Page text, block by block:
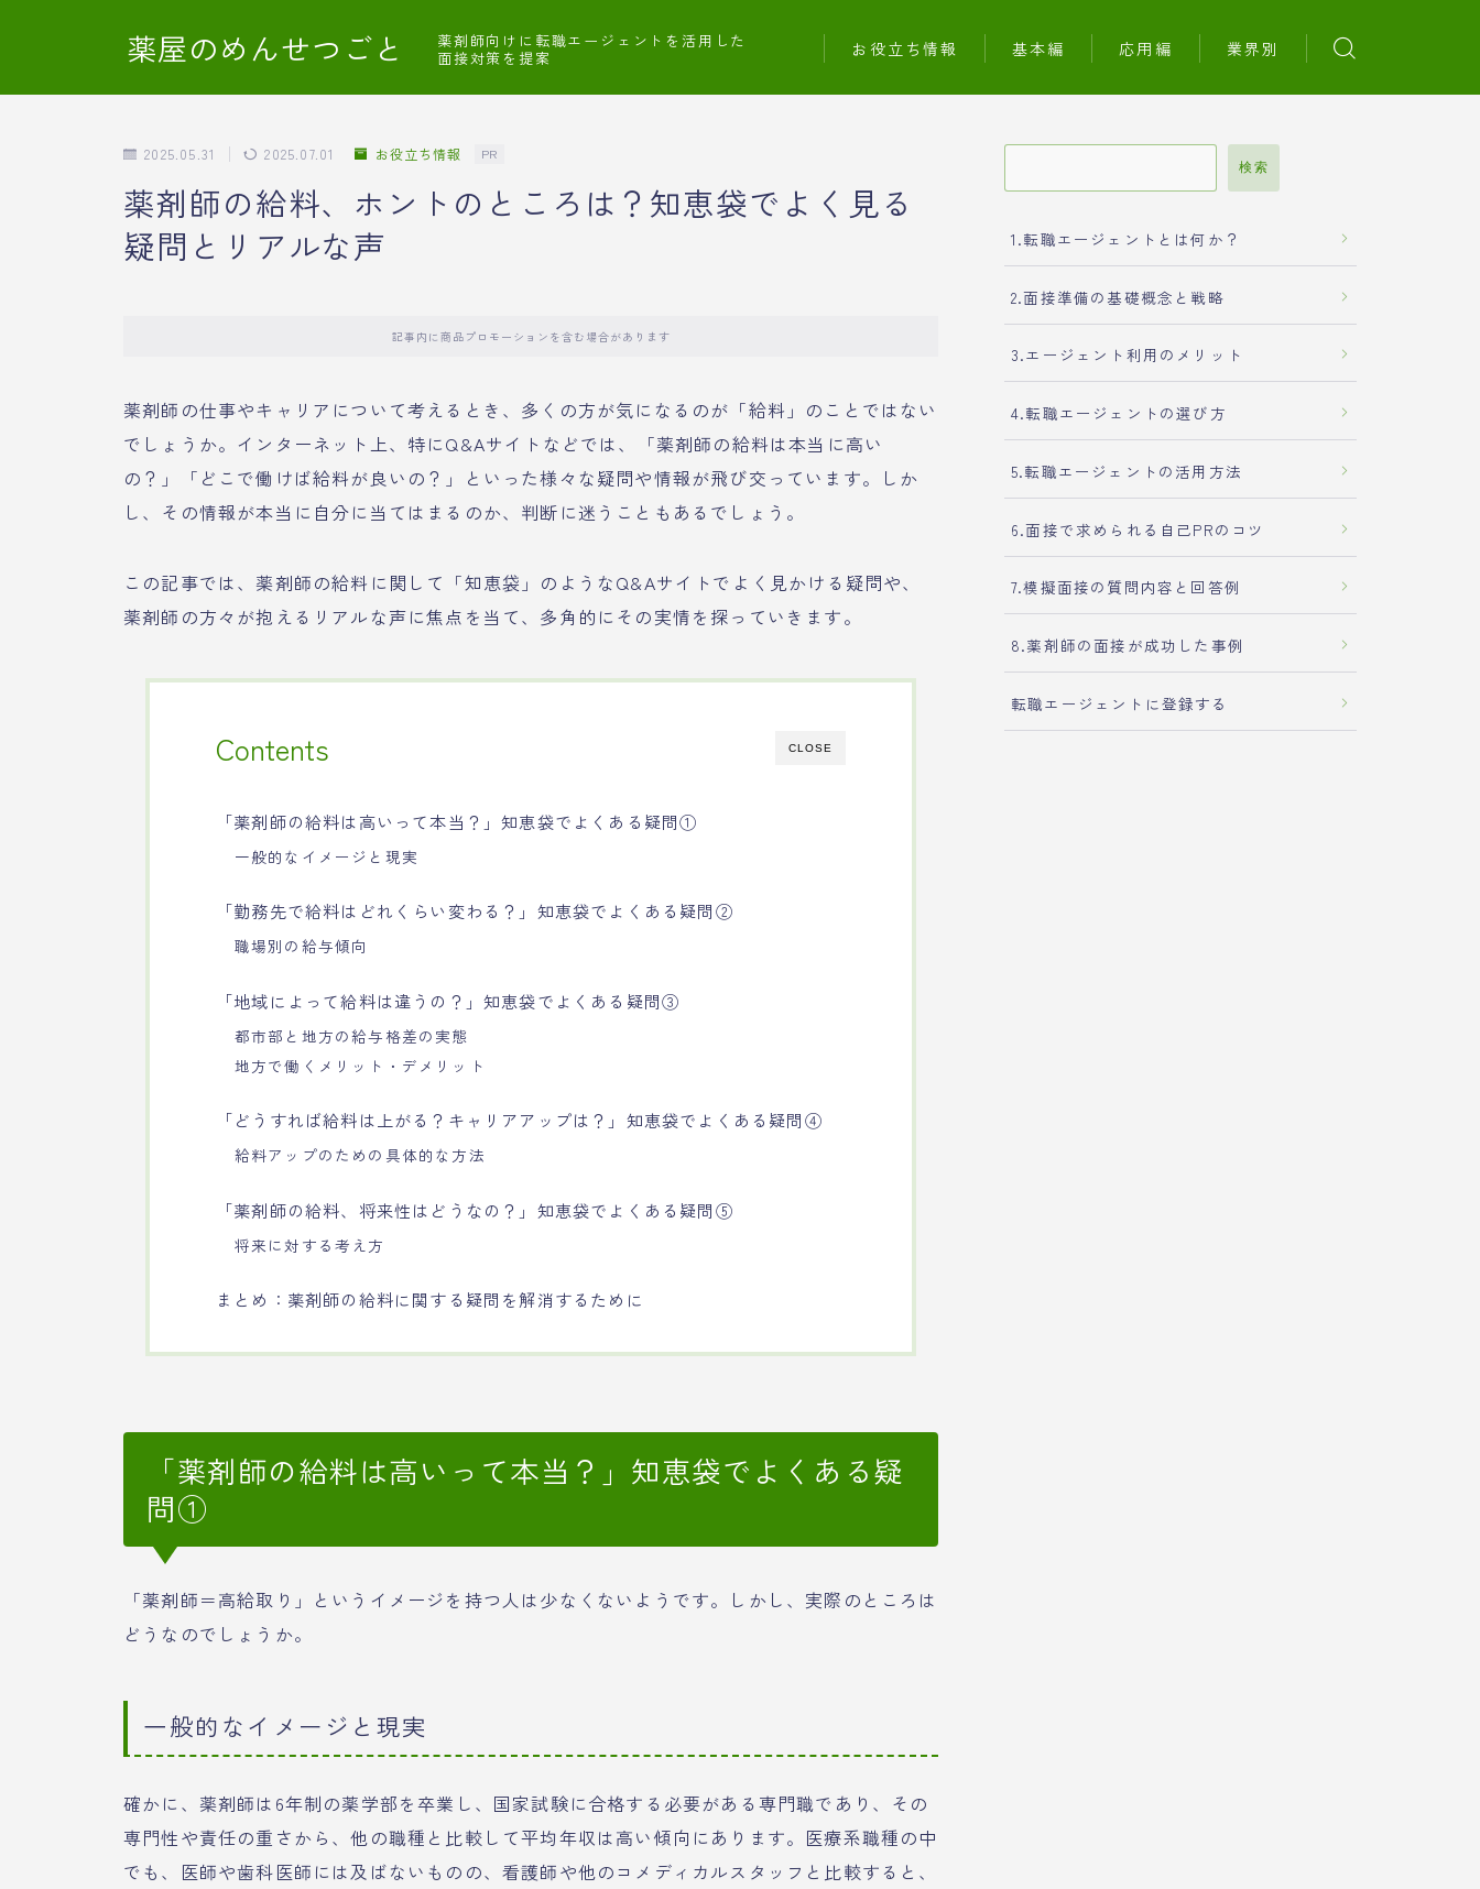
薬屋のめんせつごと
薬剤師向けに転職エージェントを活用した
面接対策を提案
お役立ち情報 基本編 応用編 業界別
2025.05.31 2025.07.01 お役立ち情報 PR
薬剤師の給料、ホントのところは？知恵袋でよく見る
疑問とリアルな声
記事内に商品プロモーションを含む場合があります
薬剤師の仕事やキャリアについて考えるとき、多くの方が気になるのが「給料」のことではない
でしょうか。インターネット上、特にQ&Aサイトなどでは、「薬剤師の給料は本当に高い
の？」「どこで働けば給料が良いの？」といった様々な疑問や情報が飛び交っています。しか
し、その情報が本当に自分に当てはまるのか、判断に迷うこともあるでしょう。
この記事では、薬剤師の給料に関して「知恵袋」のようなQ&Aサイトでよく見かける疑問や、
薬剤師の方々が抱えるリアルな声に焦点を当て、多角的にその実情を探っていきます。
CLOSE
Contents
「薬剤師の給料は高いって本当？」知恵袋でよくある疑問①
一般的なイメージと現実
「勤務先で給料はどれくらい変わる？」知恵袋でよくある疑問②
職場別の給与傾向
「地域によって給料は違うの？」知恵袋でよくある疑問③
都市部と地方の給与格差の実態
地方で働くメリット・デメリット
「どうすれば給料は上がる？キャリアアップは？」知恵袋でよくある疑問④
給料アップのための具体的な方法
「薬剤師の給料、将来性はどうなの？」知恵袋でよくある疑問⑤
将来に対する考え方
まとめ：薬剤師の給料に関する疑問を解消するために
「薬剤師の給料は高いって本当？」知恵袋でよくある疑
問①
「薬剤師＝高給取り」というイメージを持つ人は少なくないようです。しかし、実際のところは
どうなのでしょうか。
一般的なイメージと現実
確かに、薬剤師は6年制の薬学部を卒業し、国家試験に合格する必要がある専門職であり、その
専門性や責任の重さから、他の職種と比較して平均年収は高い傾向にあります。医療系職種の中
でも、医師や歯科医師には及ばないものの、看護師や他のコメディカルスタッフと比較すると、
検索
1.転職エージェントとは何か？
2.面接準備の基礎概念と戦略
3.エージェント利用のメリット
4.転職エージェントの選び方
5.転職エージェントの活用方法
6.面接で求められる自己PRのコツ
7.模擬面接の質問内容と回答例
8.薬剤師の面接が成功した事例
転職エージェントに登録する